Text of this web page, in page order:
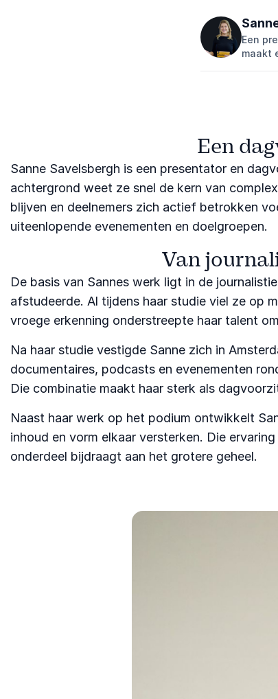
Een
maakt
Een
Sanne Savelsbergh is een presentator en
achtergrond weet ze snel de kern van
blijven en deelnemers zich actief betrokken
uiteenlopende evenementen en doelgroepen.
Van
De basis van Sannes werk ligt in de
afstudeerde. Al tijdens haar studie viel ze op
vroege erkenning onderstreepte haar talent
Na haar studie vestigde Sanne zich in
documentaires, podcasts en evenementen
Die combinatie maakt haar sterk als
Naast haar werk op het podium ontwikkelt
inhoud en vorm elkaar versterken. Die
onderdeel bijdraagt aan het grotere geheel.